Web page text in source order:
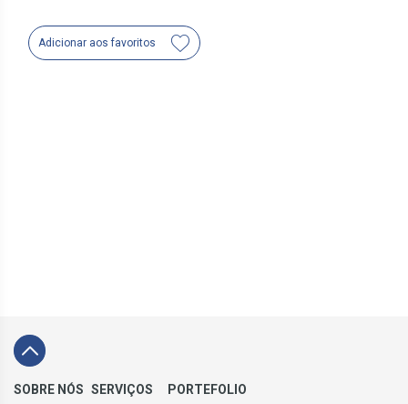
Adicionar aos favoritos
SOBRE NÓS SERVIÇOS PORTEFOLIO